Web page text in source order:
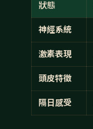
狀態
神經系統
激素表現
頭皮特徵
隔日感受